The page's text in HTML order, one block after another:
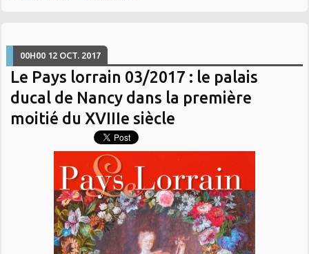
00H00 12 OCT. 2017
Le Pays lorrain 03/2017 : le palais
ducal de Nancy dans la première
moitié du XVIIIe siècle